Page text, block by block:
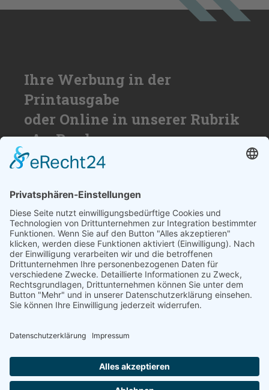
Ihre Werbung in der
Printausgabe
oder Online in unserer Rubrik
»An Bord«
Nutzen Sie die Reichweite von über
50.000 Haushalten für Ihren Erfolg. Wir
beraten Sie gerne und erstellen ihnen ein
individuelles Angebot.
SCHREIBEN SIE UNS
© 2026medienzentrum-stade.de
Barrierefreiheitserklärung
Impressum
Datenschutzerklärung